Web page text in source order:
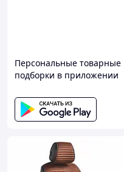
Персональные товарные
подборки в приложении